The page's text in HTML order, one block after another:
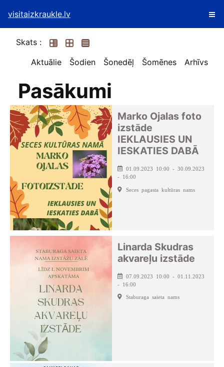
visitaizkraukle.lv
Skats :
Aktuālie
Šodien Šonedēļ Šomēnes Arhīvs
Pasākumi
Marko Ojalas foto
izstāde
IEKLAUSIES UN
IESKATIES DABĀ
01.09.2023 10:00 - 30.09.2023
- 16:00
Seces pagasta kultūras nams
Linarda Skudras
akvareļu izstāde
07.09.2023 10:00 - 01.11.2023
- 16:00
Staburaga saieta nams